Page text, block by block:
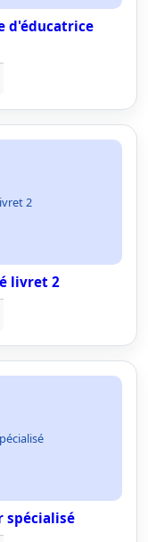
d'éducatrice
2
livret 2
spécialisé